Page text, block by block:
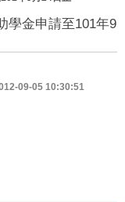
學金申請至101年9
09-05 10:30:51